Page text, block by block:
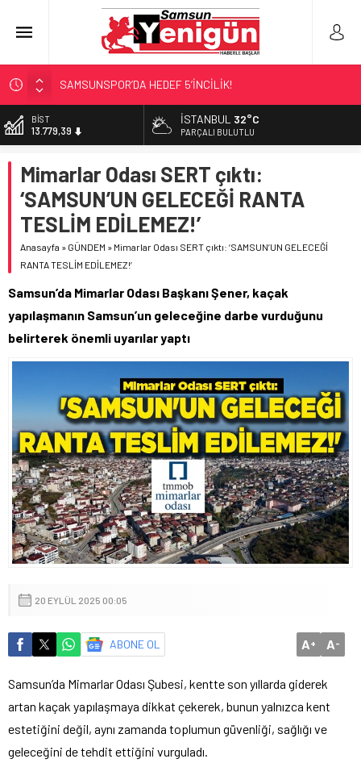
SAMSUNSPOR’DA HEDEF 5’İNCİLİK!
‘BAFRA’YA YATIRIM YAPIN!’
İŞTE FINDIK FİYATI!
GERİ SAYIM BAŞLADI
DOLAR
47,6954
55,1824
ALTIN
6.662,10
13.779,39
İSTANBUL 32°C
PARÇALI BULUTLU
Mimarlar Odası SERT çıktı:
‘SAMSUN’UN GELECEĞİ RANTA
TESLİM EDİLEMEZ!’
Anasayfa » GÜNDEM » Mimarlar Odası SERT çıktı: ‘SAMSUN’UN GELECEĞİ
RANTA TESLİM EDİLEMEZ!’
Samsun’da Mimarlar Odası Başkanı Şener, kaçak
yapılaşmanın Samsun’un geleceğine darbe vurduğunu
belirterek önemli uyarılar yaptı
20 EYLÜL 2025 00:05
ABONE OL A+ A-
Samsun’da Mimarlar Odası Şubesi, kentte son yıllarda giderek
artan kaçak yapılaşmaya dikkat çekerek, bunun yalnızca kent
estetiğini değil, aynı zamanda toplumun güvenliği, sağlığı ve
geleceğini de tehdit ettiğini vurguladı.